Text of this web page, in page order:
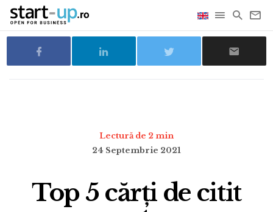
Lectură de 2 min
24 Septembrie 2021
Top 5 cărți de citit